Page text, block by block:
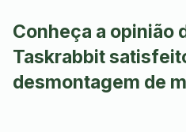
Conheça a opinião
Taskrabbit
desmontagem de